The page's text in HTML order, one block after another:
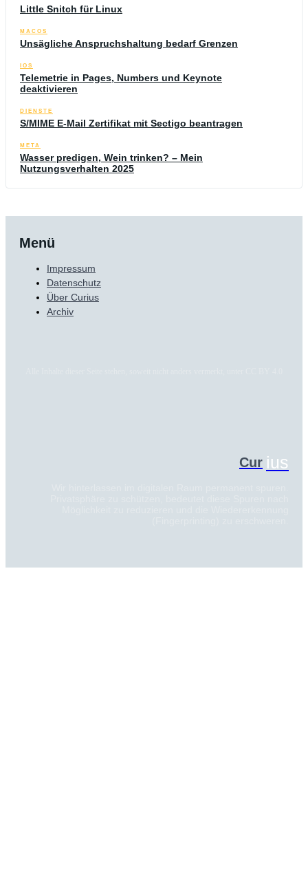
Little Snitch für Linux
MACOS
Unsägliche Anspruchshaltung bedarf Grenzen
IOS
Telemetrie in Pages, Numbers und Keynote
deaktivieren
DIENSTE
S/MIME E-Mail Zertifikat mit Sectigo beantragen
META
Wasser predigen, Wein trinken? – Mein
Nutzungsverhalten 2025
Menü
Impressum
Datenschutz
Über Curius
Archiv
Cur ius